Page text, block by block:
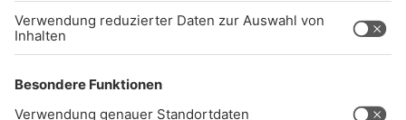
Impressum